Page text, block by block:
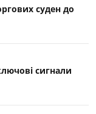
суден до
cигнали